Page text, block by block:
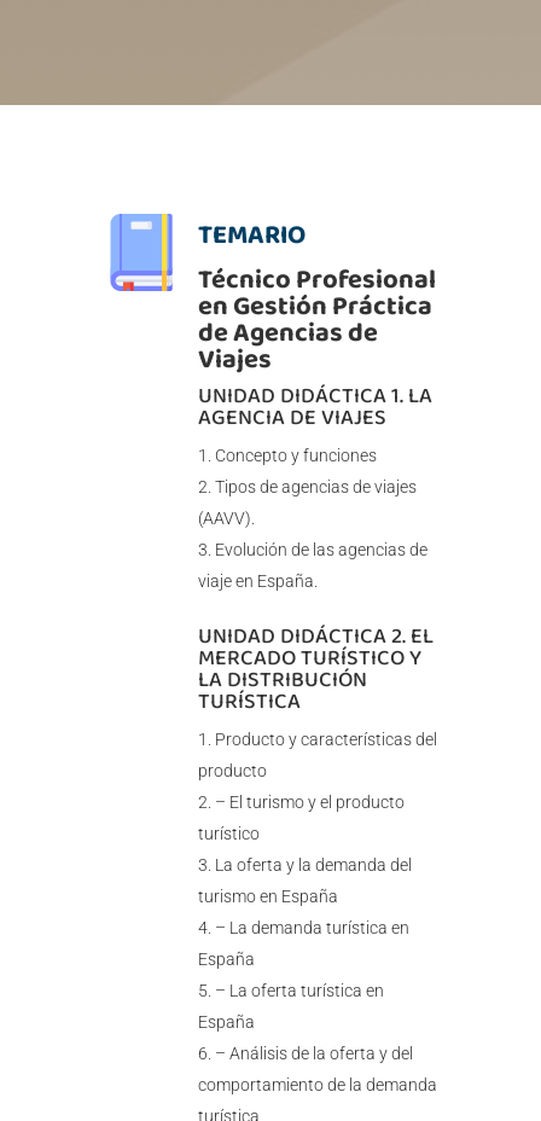
TEMARIO
Técnico Profesional
en Gestión Práctica
de Agencias de
Viajes
UNIDAD DIDÁCTICA 1. LA
AGENCIA DE VIAJES
Concepto y funciones
Tipos de agencias de viajes
(AAVV).
Evolución de las agencias de
viaje en España.
UNIDAD DIDÁCTICA 2. EL
MERCADO TURÍSTICO Y
LA DISTRIBUCIÓN
TURÍSTICA
Producto y características del
producto
– El turismo y el producto
turístico
La oferta y la demanda del
turismo en España
– La demanda turística en
España
– La oferta turística en
España
– Análisis de la oferta y del
comportamiento de la demanda
turística